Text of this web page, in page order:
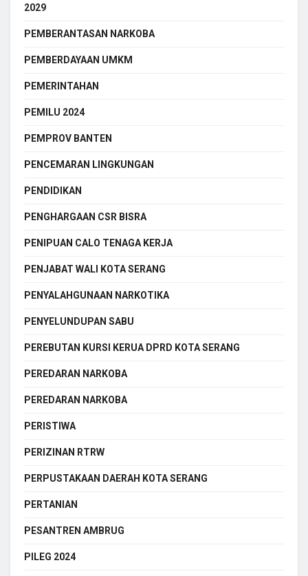
2029
PEMBERANTASAN NARKOBA
PEMBERDAYAAN UMKM
PEMERINTAHAN
PEMILU 2024
PEMPROV BANTEN
PENCEMARAN LINGKUNGAN
PENDIDIKAN
PENGHARGAAN CSR BISRA
PENIPUAN CALO TENAGA KERJA
PENJABAT WALI KOTA SERANG
PENYALAHGUNAAN NARKOTIKA
PENYELUNDUPAN SABU
PEREBUTAN KURSI KERUA DPRD KOTA SERANG
PEREDARAN NARKOBA
PEREDARAN NARKOBA
PERISTIWA
PERIZINAN RTRW
PERPUSTAKAAN DAERAH KOTA SERANG
PERTANIAN
PESANTREN AMBRUG
PILEG 2024